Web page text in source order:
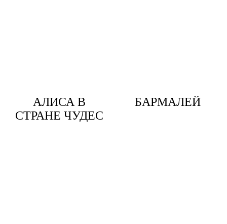
АЛИСА В
СТРАНЕ ЧУДЕС
БАРМАЛЕЙ